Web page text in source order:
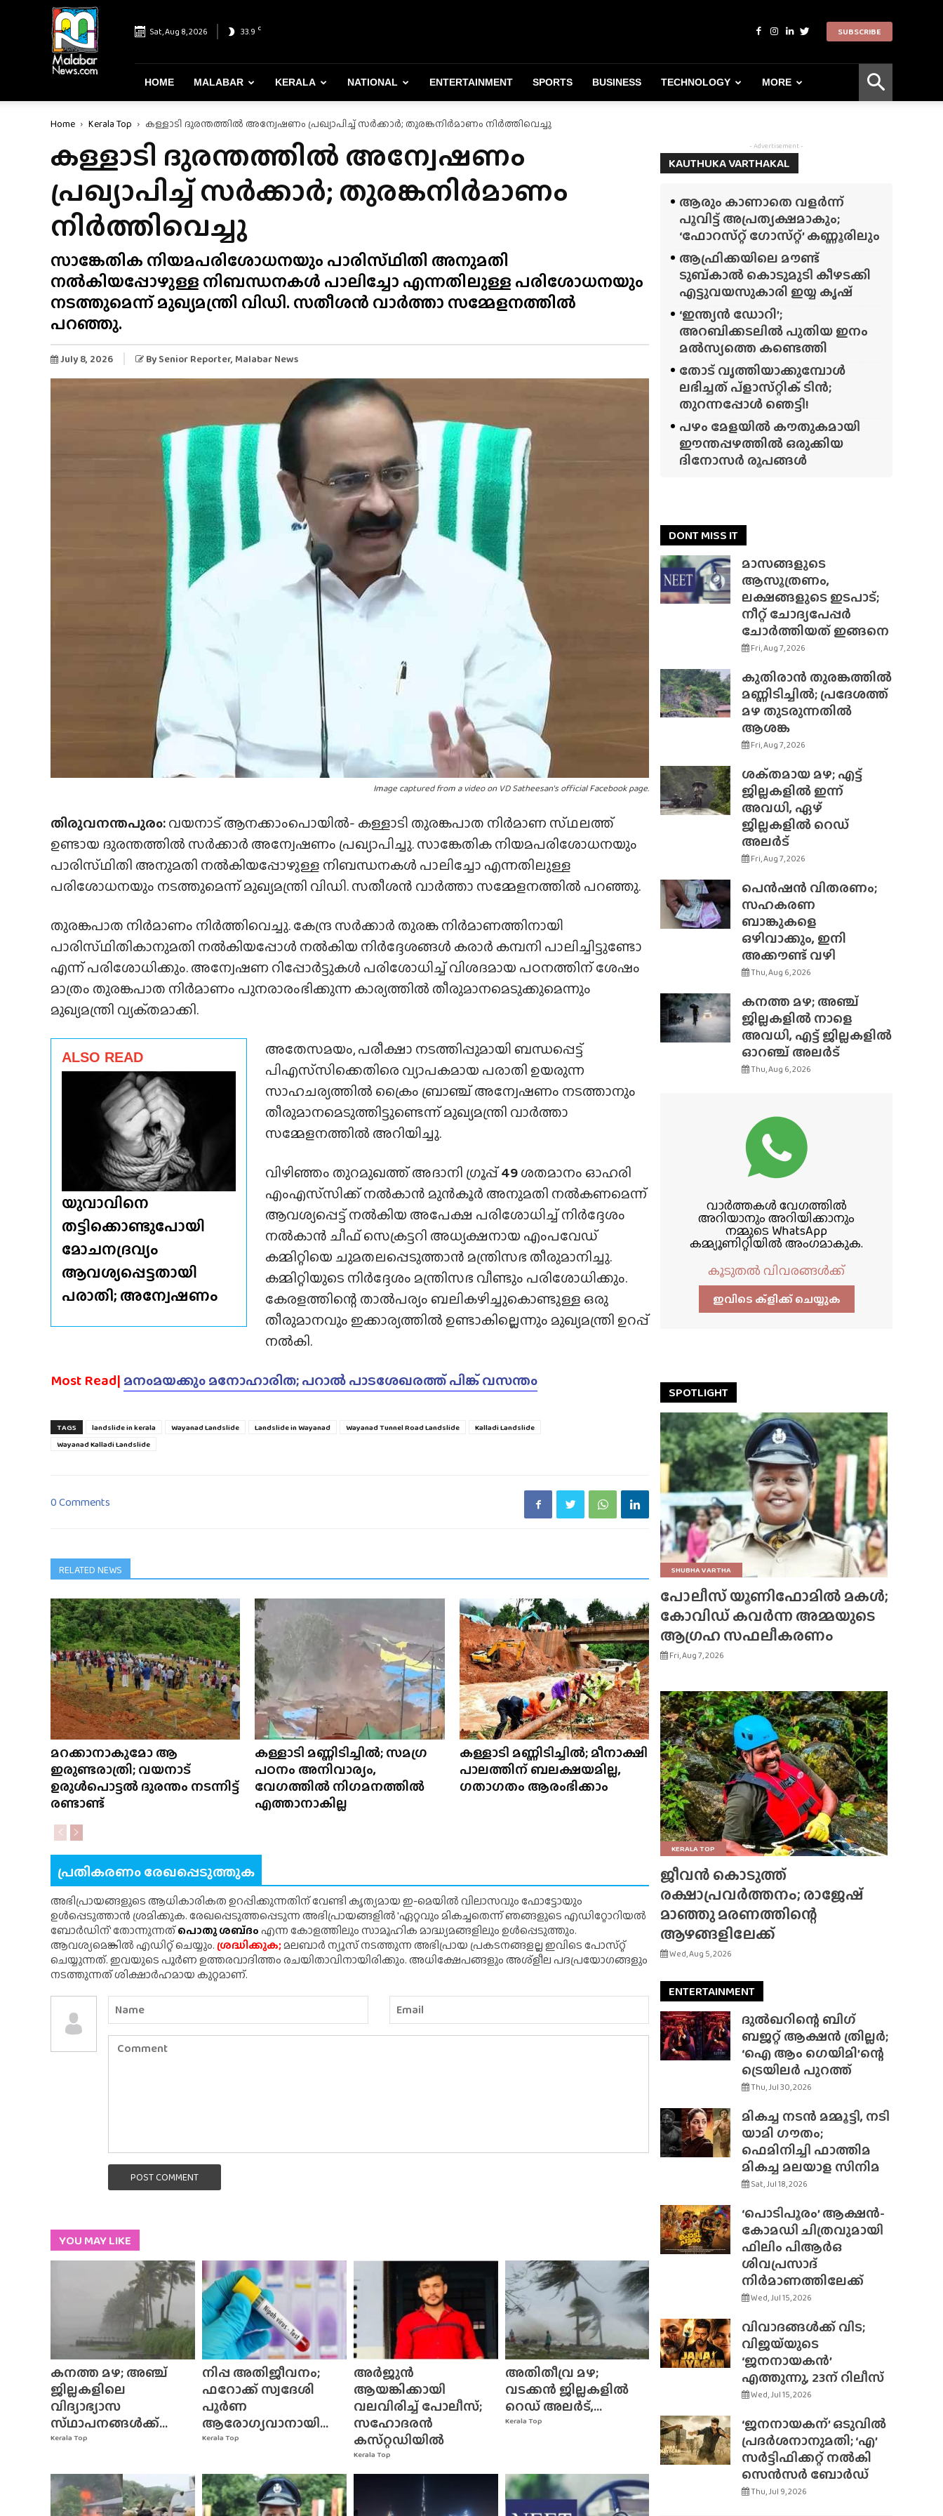
Malabar
News
–
Most
Reliable
Dependable
Portal
Sat, Aug 8, 2026 33.9 C SUBSCRIBE
HOME MALABAR KERALA NATIONAL ENTERTAINMENT SPORTS BUSINESS TECHNOLOGY MORE
Home Kerala Top കള്ളാടി ദുരന്തത്തിൽ അന്വേഷണം പ്രഖ്യാപിച്ച് സർക്കാർ; തുരങ്കനിർമാണം നിർത്തിവെച്ചു
കള്ളാടി ദുരന്തത്തിൽ അന്വേഷണം
പ്രഖ്യാപിച്ച് സർക്കാർ; തുരങ്കനിർമാണം
നിർത്തിവെച്ചു
സാങ്കേതിക നിയമപരിശോധനയും പാരിസ്‌ഥിതി അനുമതി
നൽകിയപ്പോഴുള്ള നിബന്ധനകൾ പാലിച്ചോ എന്നതിലുള്ള പരിശോധനയും
നടത്തുമെന്ന് മുഖ്യമന്ത്രി വിഡി. സതീശൻ വാർത്താ സമ്മേളനത്തിൽ
പറഞ്ഞു.
July 8, 2026 By Senior Reporter, Malabar News
Image captured from a video on VD Satheesan's official Facebook page.
തിരുവനന്തപുരം:വയനാട് ആനക്കാംപൊയിൽ- കള്ളാടി തുരങ്കപാത നിർമാണ സ്‌ഥലത്ത്‌
ഉണ്ടായ ദുരന്തത്തിൽ സർക്കാർ അന്വേഷണം പ്രഖ്യാപിച്ചു. സാങ്കേതിക നിയമപരിശോധനയും
പാരിസ്‌ഥിതി അനുമതി നൽകിയപ്പോഴുള്ള നിബന്ധനകൾ പാലിച്ചോ എന്നതിലുള്ള
പരിശോധനയും നടത്തുമെന്ന് മുഖ്യമന്ത്രി വിഡി. സതീശൻ വാർത്താ സമ്മേളനത്തിൽ പറഞ്ഞു.
തുരങ്കപാത നിർമാണം നിർത്തിവെച്ചു. കേന്ദ്ര സർക്കാർ തുരങ്ക നിർമാണത്തിനായി
പാരിസ്‌ഥിതികാനുമതി നൽകിയപ്പോൾ നൽകിയ നിർദ്ദേശങ്ങൾ കരാർ കമ്പനി പാലിച്ചിട്ടുണ്ടോ
എന്ന് പരിശോധിക്കും. അന്വേഷണ റിപ്പോർട്ടുകൾ പരിശോധിച്ച് വിശദമായ പഠനത്തിന് ശേഷം
മാത്രം തുരങ്കപാത നിർമാണം പുനരാരംഭിക്കുന്ന കാര്യത്തിൽ തീരുമാനമെടുക്കുമെന്നും
മുഖ്യമന്ത്രി വ്യക്‌തമാക്കി.
ALSO READ
യുവാവിനെ
തട്ടിക്കൊണ്ടുപോയി
മോചനദ്രവ്യം
ആവശ്യപ്പെട്ടതായി
പരാതി; അന്വേഷണം
അതേസമയം, പരീക്ഷാ നടത്തിപ്പുമായി ബന്ധപ്പെട്ട്
പിഎസ്‌സിക്കെതിരെ വ്യാപകമായ പരാതി ഉയരുന്ന
സാഹചര്യത്തിൽ ക്രൈം ബ്രാഞ്ച് അന്വേഷണം നടത്താനും
തീരുമാനമെടുത്തിട്ടുണ്ടെന്ന് മുഖ്യമന്ത്രി വാർത്താ
സമ്മേളനത്തിൽ അറിയിച്ചു.
വിഴിഞ്ഞം തുറമുഖത്ത് അദാനി ഗ്രൂപ്പ്49ശതമാനം ഓഹരി
എംഎസ്‌സിക്ക് നൽകാൻ മുൻ‌കൂർ അനുമതി നൽകണമെന്ന്
ആവശ്യപ്പെട്ട് നൽകിയ അപേക്ഷ പരിശോധിച്ച് നിർദ്ദേശം
നൽകാൻ ചീഫ് സെക്രട്ടറി അധ്യക്ഷനായ എംപവേഡ്
കമ്മിറ്റിയെ ചുമതലപ്പെടുത്താൻ മന്ത്രിസഭ തീരുമാനിച്ചു.
കമ്മിറ്റിയുടെ നിർദ്ദേശം മന്ത്രിസഭ വീണ്ടും പരിശോധിക്കും.
കേരളത്തിന്റെ താൽപര്യം ബലികഴിച്ചുകൊണ്ടുള്ള ഒരു
തീരുമാനവും ഇക്കാര്യത്തിൽ ഉണ്ടാകില്ലെന്നും മുഖ്യമന്ത്രി ഉറപ്പ്
നൽകി.
Most Read| മനംമയക്കും മനോഹാരിത; പറാൽ പാടശേഖരത്ത് പിങ്ക് വസന്തം
TAGS landslide in kerala Wayanad Landslide Landslide in Wayanad Wayanad Tunnel Road Landslide
Kalladi Landslide
Wayanad Kalladi Landslide
0 Comments
RELATED NEWS
മറക്കാനാകുമോ ആ
ഇരുണ്ടരാത്രി; വയനാട്
ഉരുൾപൊട്ടൽ ദുരന്തം നടന്നിട്ട്
രണ്ടാണ്ട്
കള്ളാടി മണ്ണിടിച്ചിൽ; സമഗ്ര
പഠനം അനിവാര്യം,
വേഗത്തിൽ നിഗമനത്തിൽ
എത്താനാകില്ല
കള്ളാടി മണ്ണിടിച്ചിൽ; മീനാക്ഷി
പാലത്തിന് ബലക്ഷയമില്ല,
ഗതാഗതം ആരംഭിക്കാം
പ്രതികരണം രേഖപ്പെടുത്തുക
അഭിപ്രായങ്ങളുടെ ആധികാരികത ഉറപ്പിക്കുന്നതിന് വേണ്ടി കൃത്യമായ ഇ-മെയിൽ വിലാസവും ഫോട്ടോയും
ഉൾപ്പെടുത്താൻ ശ്രമിക്കുക. രേഖപ്പെടുത്തപ്പെടുന്ന അഭിപ്രായങ്ങളിൽ 'ഏറ്റവും മികച്ചതെന്ന് ഞങ്ങളുടെ എഡിറ്റോറിയൽ
ബോർഡിന്' തോന്നുന്നത്പൊതു ശബ്‌ദംഎന്ന കോളത്തിലും സാമൂഹിക മാദ്ധ്യമങ്ങളിലും ഉൾപ്പെടുത്തും.
ആവശ്യമെങ്കിൽ എഡിറ്റ് ചെയ്യും.ശ്രദ്ധിക്കുക;മലബാർ ന്യൂസ് നടത്തുന്ന അഭിപ്രായ പ്രകടനങ്ങളല്ല ഇവിടെ പോസ്‌റ്റ്
ചെയ്യുന്നത്. ഇവയുടെ പൂർണ ഉത്തരവാദിത്തം രചയിതാവിനായിരിക്കും. അധിക്ഷേപങ്ങളും അശ്‌ളീല പദപ്രയോഗങ്ങളും
നടത്തുന്നത് ശിക്ഷാർഹമായ കുറ്റമാണ്.
POST COMMENT
YOU MAY LIKE
Kerala Top
കനത്ത മഴ; അഞ്ച്
ജില്ലകളിലെ
വിദ്യാഭ്യാസ
സ്‌ഥാപനങ്ങൾക്ക്‌...
Kerala Top
നിപ്പ അതിജീവനം;
ഫറോക്ക് സ്വദേശി
പൂർണ
ആരോഗ്യവാനായി...
Kerala Top
അർജുൻ
ആയങ്കിക്കായി
വലവിരിച്ച് പോലീസ്;
സഹോദരൻ
കസ്‌റ്റഡിയിൽ
Kerala Top
അതിതീവ്ര മഴ;
വടക്കൻ ജില്ലകളിൽ
റെഡ് അലർട്,...
- Advertisement -
KAUTHUKA VARTHAKAL
ആരും കാണാതെ വളർന്ന്
പൂവിട്ട് അപ്രത്യക്ഷമാകും;
‘ഫോറസ്‌റ്റ്‌ ഗോസ്‌റ്റ്’ കണ്ണൂരിലും
ആഫ്രിക്കയിലെ മൗണ്ട്
ടുബ്‌കാൽ കൊടുമുടി കീഴടക്കി
എട്ടുവയസുകാരി ഇയ്യ കൃഷ്
‘ഇന്ത്യൻ ഡോറി’;
അറബിക്കടലിൽ പുതിയ ഇനം
മൽസ്യത്തെ കണ്ടെത്തി
തോട് വൃത്തിയാക്കുമ്പോൾ
ലഭിച്ചത് പ്‌ളാസ്‌റ്റിക് ടിൻ;
തുറന്നപ്പോൾ ഞെട്ടി!
പഴം മേളയിൽ കൗതുകമായി
ഈന്തപ്പഴത്തിൽ ഒരുക്കിയ
ദിനോസർ രൂപങ്ങൾ
DONT MISS IT
മാസങ്ങളുടെ
ആസൂത്രണം,
ലക്ഷങ്ങളുടെ ഇടപാട്;
നീറ്റ് ചോദ്യപേപ്പർ
ചോർത്തിയത് ഇങ്ങനെ
Fri, Aug 7, 2026
കുതിരാൻ തുരങ്കത്തിൽ
മണ്ണിടിച്ചിൽ; പ്രദേശത്ത്
മഴ തുടരുന്നതിൽ
ആശങ്ക
Fri, Aug 7, 2026
ശക്‌തമായ മഴ; എട്ട്
ജില്ലകളിൽ ഇന്ന്
അവധി, ഏഴ്
ജില്ലകളിൽ റെഡ്
അലർട്
Fri, Aug 7, 2026
പെൻഷൻ വിതരണം;
സഹകരണ
ബാങ്കുകളെ
ഒഴിവാക്കും, ഇനി
അക്കൗണ്ട് വഴി
Thu, Aug 6, 2026
കനത്ത മഴ; അഞ്ച്
ജില്ലകളിൽ നാളെ
അവധി, എട്ട് ജില്ലകളിൽ
ഓറഞ്ച് അലർട്
Thu, Aug 6, 2026
വാർത്തകൾ വേഗത്തിൽ
അറിയാനും അറിയിക്കാനും
നമ്മുടെ WhatsApp
കമ്മ്യൂണിറ്റിയിൽ അംഗമാകുക.
കൂടുതൽ വിവരങ്ങൾക്ക്
ഇവിടെ ക്ളിക്ക്‌ ചെയ്യുക
SPOTLIGHT
SHUBHA VARTHA
പോലീസ് യൂണിഫോമിൽ മകൾ;
കോവിഡ് കവർന്ന അമ്മയുടെ
ആഗ്രഹ സഫലീകരണം
Fri, Aug 7, 2026
KERALA TOP
ജീവൻ കൊടുത്ത്
രക്ഷാപ്രവർത്തനം; രാജേഷ്
മാഞ്ഞു മരണത്തിന്റെ
ആഴങ്ങളിലേക്ക്
Wed, Aug 5, 2026
ENTERTAINMENT
ദുൽഖറിന്റെ ബിഗ്
ബജറ്റ് ആക്ഷൻ ത്രില്ലർ;
‘ഐ ആം ഗെയിമി’ന്റെ
ട്രെയിലർ പുറത്ത്
Thu, Jul 30, 2026
മികച്ച നടൻ മമ്മൂട്ടി, നടി
യാമി ഗൗതം;
ഫെമിനിച്ചി ഫാത്തിമ
മികച്ച മലയാള സിനിമ
Sat, Jul 18, 2026
‘പൊടിപൂരം’ ആക്ഷൻ-
കോമഡി ചിത്രവുമായി
ഫിലിം പിആർഒ
ശിവപ്രസാദ്
നിർമാണത്തിലേക്ക്
Wed, Jul 15, 2026
വിവാദങ്ങൾക്ക് വിട;
വിജയ്‌യുടെ
‘ജനനായകൻ’
എത്തുന്നു, 23ന് റിലീസ്
Wed, Jul 15, 2026
‘ജനനായകന്’ ഒടുവിൽ
പ്രദർശനാനുമതി; ‘എ’
സർട്ടിഫിക്കറ്റ് നൽകി
സെൻസർ ബോർഡ്
Thu, Jul 9, 2026